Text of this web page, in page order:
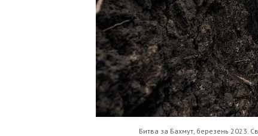
Битва за Бахмут, березень 2023.